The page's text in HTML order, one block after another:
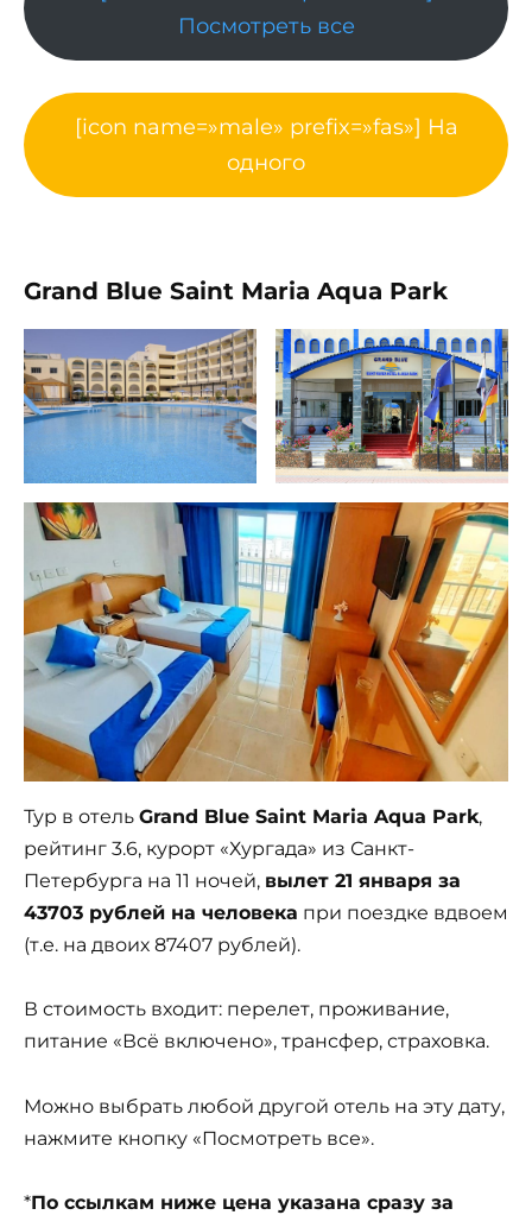
Посмотреть все
[icon name=»male» prefix=»fas»] На
одного
Grand Blue Saint Maria Aqua Park
Тур в отель Grand Blue Saint Maria Aqua Park,
рейтинг 3.6, курорт «Хургада» из Санкт-
Петербурга на 11 ночей, вылет 21 января за
43703 рублей на человека при поездке вдвоем
(т.е. на двоих 87407 рублей).
В стоимость входит: перелет, проживание,
питание «Всё включено», трансфер, страховка.
Можно выбрать любой другой отель на эту дату,
нажмите кнопку «Посмотреть все».
*По ссылкам ниже цена указана сразу за